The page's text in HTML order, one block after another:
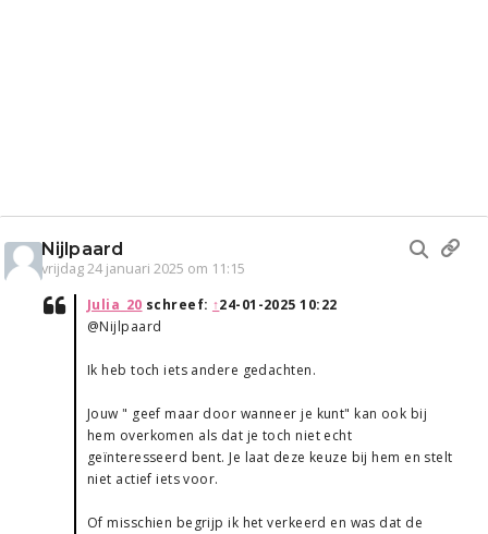
Nijlpaard
vrijdag 24 januari 2025 om 11:15
Julia_20 schreef: ↑24-01-2025 10:22
@Nijlpaard
Ik heb toch iets andere gedachten.
Jouw " geef maar door wanneer je kunt" kan ook bij
hem overkomen als dat je toch niet echt
geïnteresseerd bent. Je laat deze keuze bij hem en stelt
niet actief iets voor.
Of misschien begrijp ik het verkeerd en was dat de